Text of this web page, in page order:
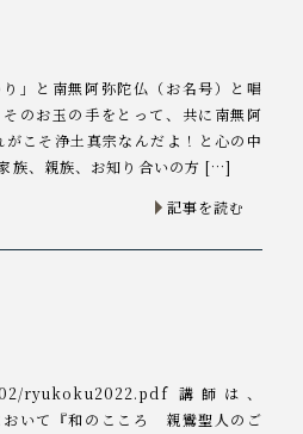
り」と南無阿弥陀仏（お名号）と唱
のお玉の手をとって、共に南無阿
こそ浄土真宗なんだよ！と心の中
族、親族、お知り合いの方 […]
記事を読む
ryukoku2022.pdf 講師は、
おいて『和のこころ 親鸞聖人のご